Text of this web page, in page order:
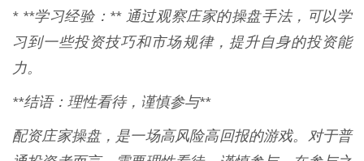
* **学习经验：** 通过观察庄家的操盘手法，可以学
习到一些投资技巧和市场规律，提升自身的投资能
力。
**结语：理性看待，谨慎参与**
配资庄家操盘，是一场高风险高回报的游戏。对于普